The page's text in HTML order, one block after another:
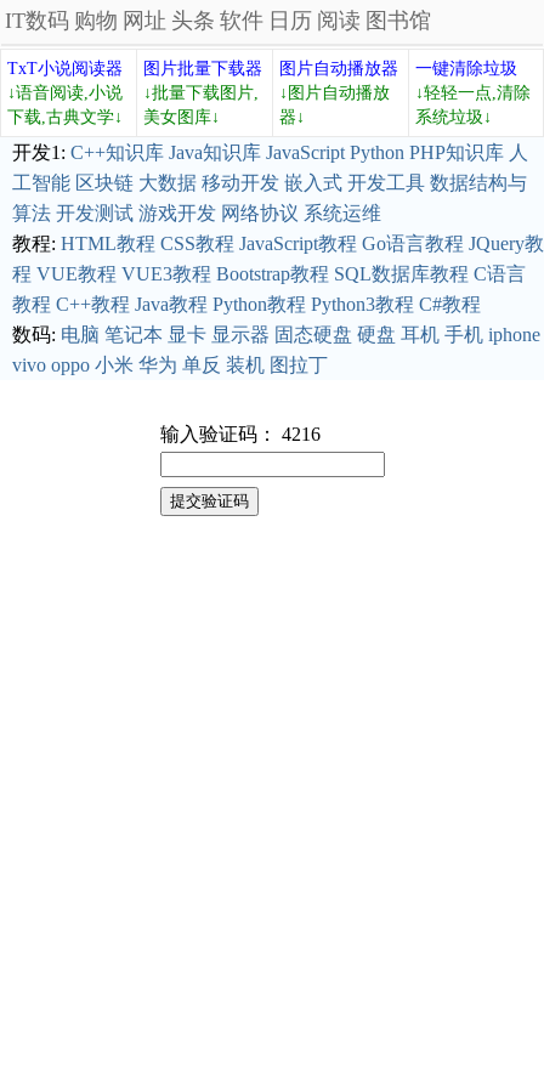
IT数码 购物 网址 头条 软件 日历 阅读 图书馆
TxT小说阅读器
↓语音阅读,小说
下载,古典文学↓
图片批量下载器
↓批量下载图片,
美女图库↓
图片自动播放器
↓图片自动播放
器↓
一键清除垃圾
↓轻轻一点,清除
系统垃圾↓
开发1: C++知识库 Java知识库 JavaScript Python PHP知识库 人
工智能 区块链 大数据 移动开发 嵌入式 开发工具 数据结构与
算法 开发测试 游戏开发 网络协议 系统运维
教程: HTML教程 CSS教程 JavaScript教程 Go语言教程 JQuery教
程 VUE教程 VUE3教程 Bootstrap教程 SQL数据库教程 C语言
教程 C++教程 Java教程 Python教程 Python3教程 C#教程
数码: 电脑 笔记本 显卡 显示器 固态硬盘 硬盘 耳机 手机 iphone
vivo oppo 小米 华为 单反 装机 图拉丁
输入验证码： 4216